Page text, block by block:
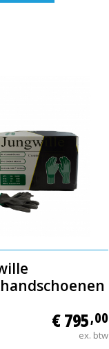
€ 795,00
ex. btw